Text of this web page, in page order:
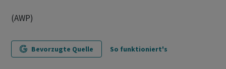
(AWP)
Bevorzugte Quelle So funktioniert's